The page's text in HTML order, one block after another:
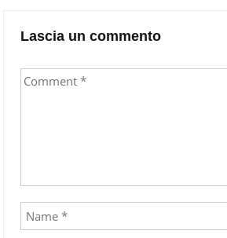
Lascia un commento